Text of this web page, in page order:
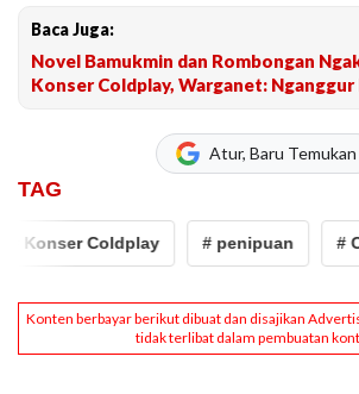
Baca Juga:
Novel Bamukmin dan Rombongan
Konser Coldplay, Warganet: Nganggur
Atur, Baru Temukan
TAG
Konser Coldplay # penipuan #